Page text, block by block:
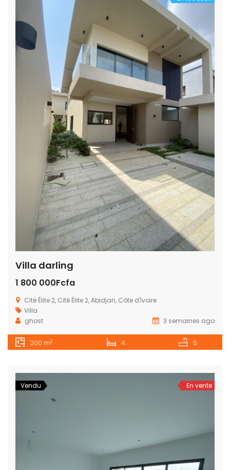
Villa darling
1 800 000Fcfa
Cité Élite 2, Cité Élite 2, Abidjan, Côte d'Ivoire
Villa
ghost
3 semaines ago
200 m2 4 5
Vendu En vente